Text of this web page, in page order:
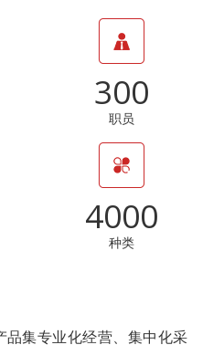
300
职员
4000
种类
集专业化经营、集中化采